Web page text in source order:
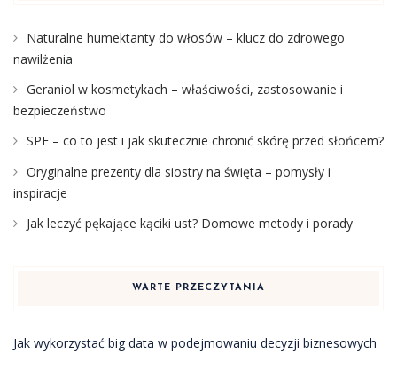
Naturalne humektanty do włosów – klucz do zdrowego
nawilżenia
Geraniol w kosmetykach – właściwości, zastosowanie i
bezpieczeństwo
SPF – co to jest i jak skutecznie chronić skórę przed słońcem?
Oryginalne prezenty dla siostry na święta – pomysły i
inspiracje
Jak leczyć pękające kąciki ust? Domowe metody i porady
WARTE PRZECZYTANIA
Jak wykorzystać big data w podejmowaniu decyzji biznesowych